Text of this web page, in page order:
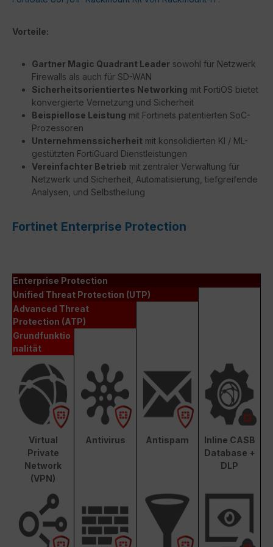
Vorteile:
Gartner Magic Quadrant Leader sowohl für Netzwerk
Firewalls als auch für SD-WAN
Sicherheitsorientiertes Networking mit FortiOS bietet
konvergierte Vernetzung und Sicherheit
Beispiellose Leistung mit Fortinets patentierten SoC-
Prozessoren
Unternehmenssicherheit mit konsolidierten KI / ML-
gestützten FortiGuard Dienstleistungen
Vereinfachter Betrieb mit zentraler Verwaltung für
Netzwerk und Sicherheit, Automatisierung, tiefgreifende
Analysen, und Selbstheilung
Fortinet Enterprise Protection
Enterprise Protection
Unified Threat Protection (UTP)
Advanced Threat
Protection (ATP)
Grundfunktio
nalität
Virtual
Private
Network
(VPN)
Antivirus Antispam
Inline CASB
Database +
DLP